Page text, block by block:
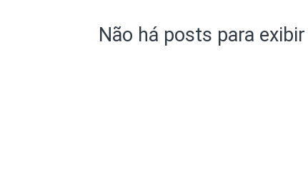
Não há posts para exibir